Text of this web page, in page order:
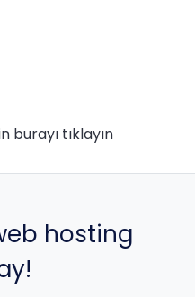
burayı tıklayın
hosting